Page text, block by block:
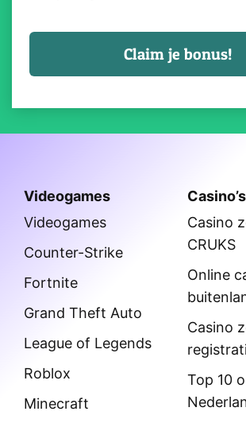
Videogames
Videogames
Counter-Strike
Fortnite
Grand Theft Auto
League of Legends
Roblox
Minecraft
Casino’s
Casino
CRUKS
Online
Casino
Top 10